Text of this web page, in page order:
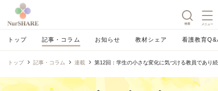
検索 メニュー
トップ 記事・コラム お知らせ 教材シェア 看護教育
トップ 記事・コラム 連載 第12回：学生の小さな変化に気づける教員であり